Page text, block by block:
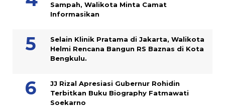
Sampah, Walikota Minta Camat
Informasikan
Selain Klinik Pratama di Jakarta, Walikota
Helmi Rencana Bangun RS Baznas di Kota
Bengkulu.
JJ Rizal Apresiasi Gubernur Rohidin
Terbitkan Buku Biography Fatmawati
Soekarno